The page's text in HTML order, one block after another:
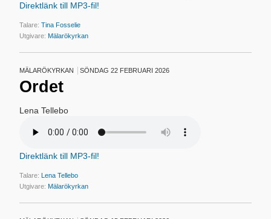
Direktlänk till MP3-fil!
Talare:Tina Fosselie
Utgivare:Mälarökyrkan
MÄLARÖKYRKAN SÖNDAG 22 FEBRUARI 2026
Ordet
Lena Tellebo
Direktlänk till MP3-fil!
Talare:Lena Tellebo
Utgivare:Mälarökyrkan